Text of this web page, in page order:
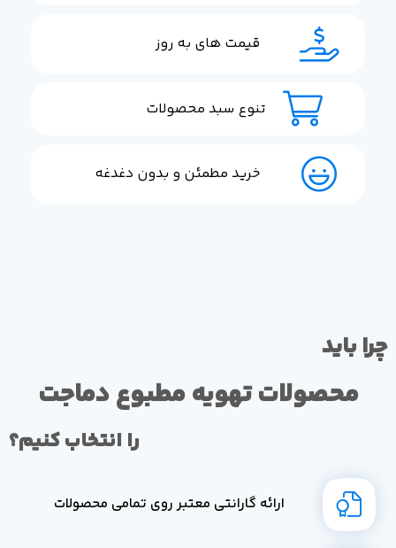
قیمت های به روز
تنوع سبد محصولات
خرید مطمئن و بدون دغدغه
چرا باید
محصولات تهویه مطبوع دماجت
را انتخاب کنیم؟
ارائه گارانتی معتبر روی تمامی محصولات